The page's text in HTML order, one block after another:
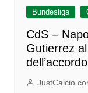
Bundesliga
CdS –
Gutierrez
dell’accordo